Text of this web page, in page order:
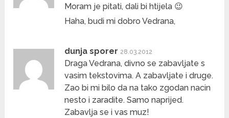
Moram je pitati, dali bi htijela 😉
Haha, budi mi dobro Vedrana,
dunja sporer 28.03.2012
Draga Vedrana, divno se zabavljate s
vasim tekstovima. A zabavljate i druge.
Zao bi mi bilo da na tako zgodan nacin
nesto i zaradite. Samo naprijed.
Zabavlja se i vas muz!